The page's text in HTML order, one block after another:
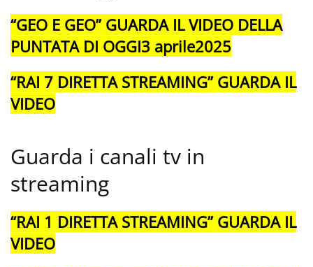
“GEO E GEO” GUARDA IL VIDEO DELLA
PUNTATA DI OGGI3 aprile2025
“RAI 7 DIRETTA STREAMING” GUARDA IL
VIDEO
Guarda i canali tv in
streaming
“RAI 1 DIRETTA STREAMING” GUARDA IL
VIDEO